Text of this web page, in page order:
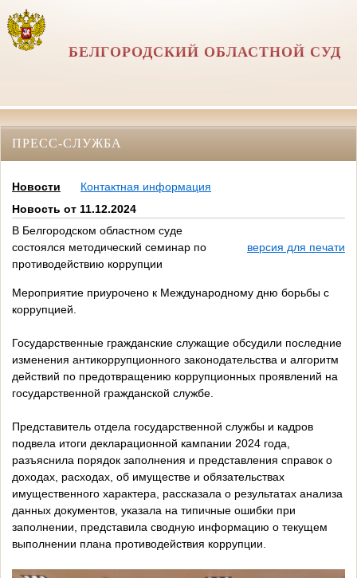
БЕЛГОРОДСКИЙ ОБЛАСТНОЙ СУД
ПРЕСС-СЛУЖБА
Новости
Контактная информация
Новость от 11.12.2024
В Белгородском областном суде
состоялся методический семинар по
противодействию коррупции
версия для печати
Мероприятие приурочено к Международному дню борьбы с
коррупцией.
Государственные гражданские служащие обсудили последние
изменения антикоррупционного законодательства и алгоритм
действий по предотвращению коррупционных проявлений на
государственной гражданской службе.
Представитель отдела государственной службы и кадров
подвела итоги декларационной кампании 2024 года,
разъяснила порядок заполнения и представления справок о
доходах, расходах, об имуществе и обязательствах
имущественного характера, рассказала о результатах анализа
данных документов, указала на типичные ошибки при
заполнении, представила сводную информацию о текущем
выполнении плана противодействия коррупции.